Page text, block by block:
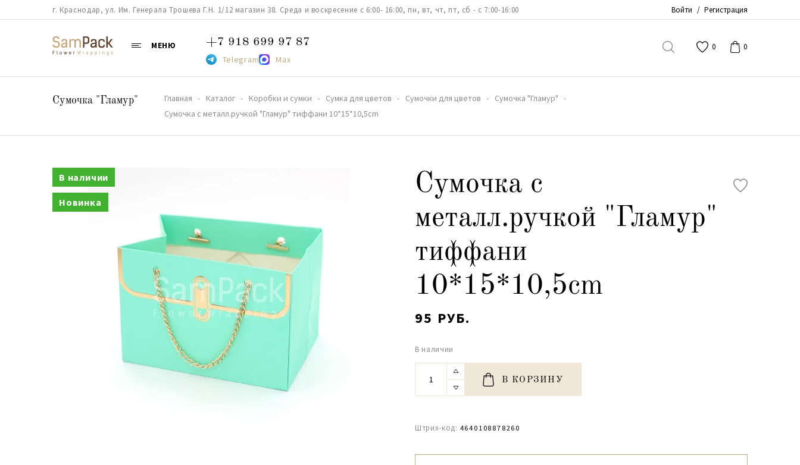
г. Краснодар, ул. Им. Генерала Трошева Г.Н. 1/12 магазин 38. Среда и воскресение с 6:00- 16:00, пн, вт, чт, пт, сб - с 7:00-16:00 Войти / Регистрация
МЕНЮ +7 918 699 97 87
Telegram Max
0 0
Сумочка "Гламур" Главная Каталог Коробки и сумки Сумка для цветов Сумочки для цветов
Сумочка "Гламур"
Сумочка с металл.ручкой "Гламур" тиффани 10*15*10,5cm
В наличии
Новинка
Сумочка с
металл.ручкой "Гламур"
тиффани
10*15*10,5cm
95 РУБ.
В наличии
В КОРЗИНУ
Штрих-код: 4640108878260